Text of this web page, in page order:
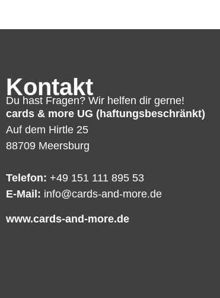
Kontakt
Du hast Fragen? Wir helfen dir gerne!
cards & more UG (haftungsbeschränkt)
Auf dem Hirtle 25
88709 Meersburg
Telefon: +49 151 111 895 53
E-Mail: info@cards-and-more.de
www.cards-and-more.de